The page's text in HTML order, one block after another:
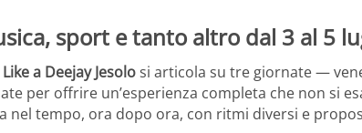
sport e tanto altro dal 3 al 5
a Deejay Jesolosi articola su tre giornate —
per offrire un’esperienza completa che non si
nel tempo, ora dopo ora, con ritmi diversi e